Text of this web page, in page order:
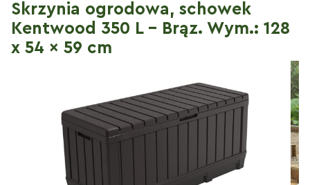
Skrzynia ogrodowa, schowek
Kentwood 350 L - Brąz. Wym.: 128
x 54 x 59 cm